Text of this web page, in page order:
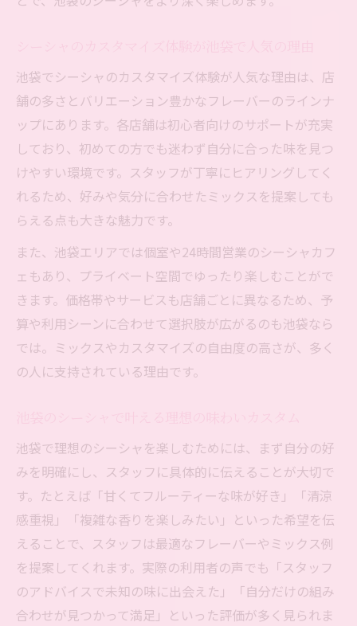
池袋でシーシャのカスタマイズ体験が人気な理由は、店
舗の多さとバリエーション豊かなフレーバーのラインナ
ップにあります。各店舗は初心者向けのサポートが充実
しており、初めての方でも迷わず自分に合った味を見つ
けやすい環境です。スタッフが丁寧にヒアリングしてく
れるため、好みや気分に合わせたミックスを提案しても
らえる点も大きな魅力です。
また、池袋エリアでは個室や24時間営業のシーシャカフ
ェもあり、プライベート空間でゆったり楽しむことがで
きます。価格帯やサービスも店舗ごとに異なるため、予
算や利用シーンに合わせて選択肢が広がるのも池袋なら
では。ミックスやカスタマイズの自由度の高さが、多く
の人に支持されている理由です。
池袋で理想のシーシャを楽しむためには、まず自分の好
みを明確にし、スタッフに具体的に伝えることが大切で
す。たとえば「甘くてフルーティーな味が好き」「清涼
感重視」「複雑な香りを楽しみたい」といった希望を伝
えることで、スタッフは最適なフレーバーやミックス例
を提案してくれます。実際の利用者の声でも「スタッフ
のアドバイスで未知の味に出会えた」「自分だけの組み
合わせが見つかって満足」といった評価が多く見られま